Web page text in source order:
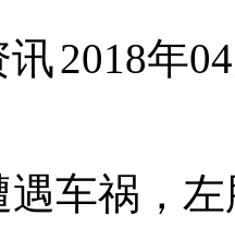
讯2018年
遇车祸，